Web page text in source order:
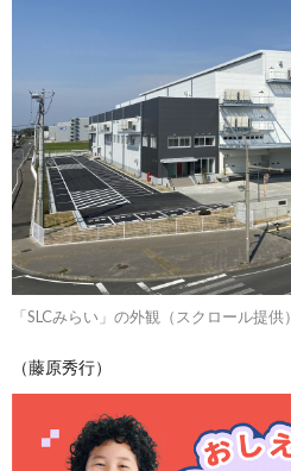
「SLCみらい」の外観（スクロール提供）
（藤原秀行）